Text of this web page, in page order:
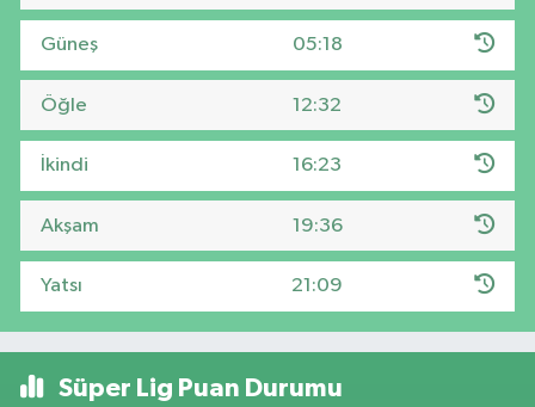
Güneş 05:18
Öğle 12:32
İkindi 16:23
Akşam 19:36
Yatsı 21:09
Süper Lig Puan Durumu